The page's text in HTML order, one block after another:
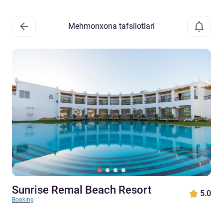
Mehmonxona tafsilotlari
Sunrise Remal Beach Resort
Booking
5.0